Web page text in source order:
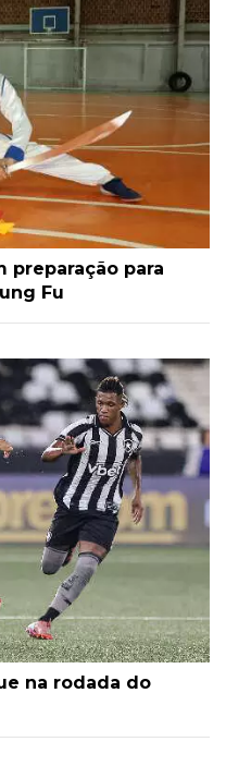
preparação para
Fu
na rodada do